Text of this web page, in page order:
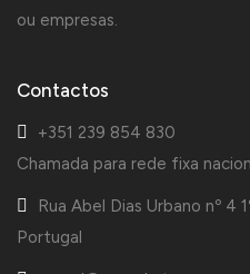
ou empresas.
Contactos
+351 239 854 830
Chamada para rede fixa
Rua Abel Dias Urbano nº 4
Portugal